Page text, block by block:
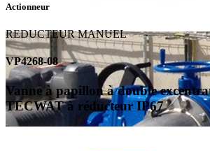
Actionneur
REDUCTEUR MANUEL
VP4268-08
Vanne à papillon à double
TECWAT à réducteur IP67